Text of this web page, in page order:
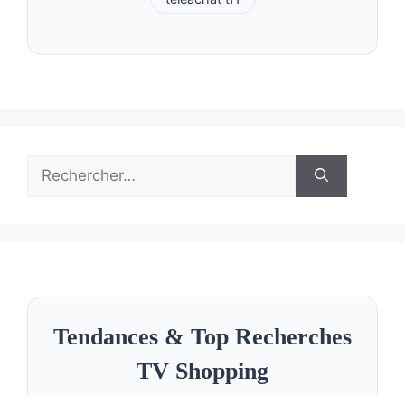
Rechercher :
Tendances & Top Recherches
TV Shopping